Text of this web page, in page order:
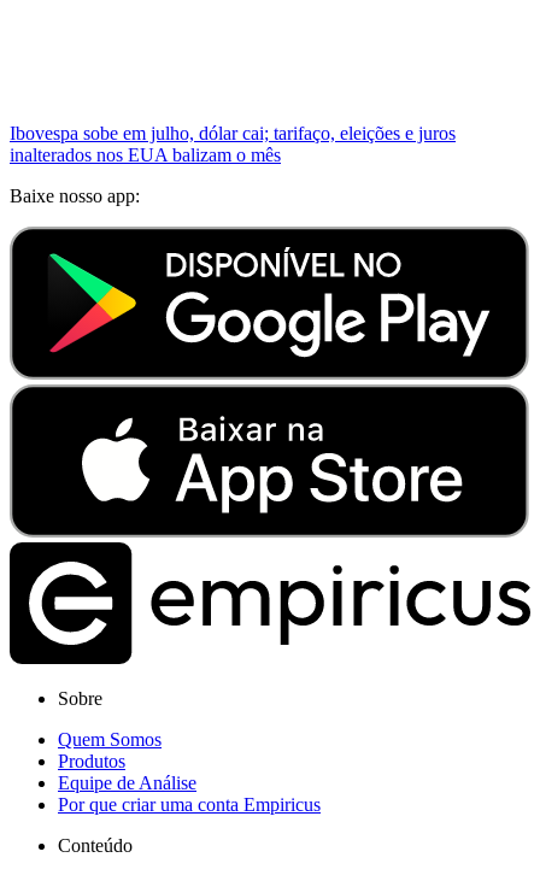
Ibovespa sobe em julho, dólar cai; tarifaço, eleições e juros
inalterados nos EUA balizam o mês
Baixe nosso app:
Sobre
Quem Somos
Produtos
Equipe de Análise
Por que criar uma conta Empiricus
Conteúdo